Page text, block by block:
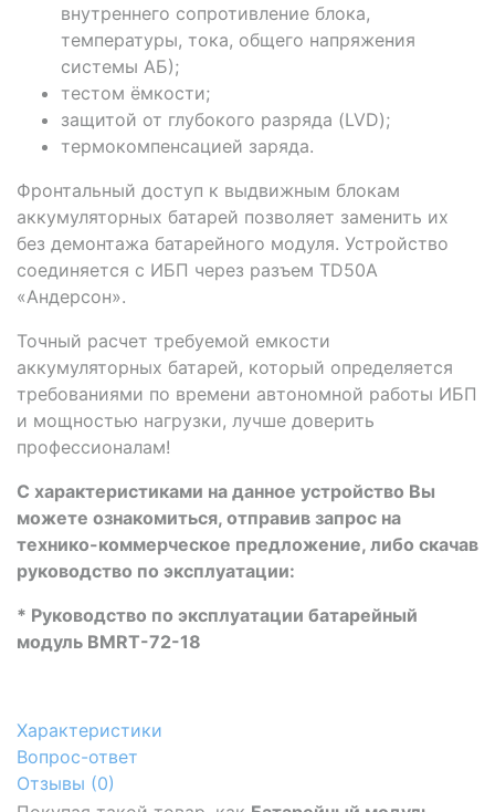
внутреннего сопротивление блока,
температуры, тока, общего напряжения
системы АБ);
тестом ёмкости;
защитой от глубокого разряда (LVD);
термокомпенсацией заряда.
Фронтальный доступ к выдвижным блокам
аккумуляторных батарей позволяет заменить их
без демонтажа батарейного модуля. Устройство
соединяется с ИБП через разъем TD50A
«Андерсон».
Точный расчет требуемой емкости
аккумуляторных батарей, который определяется
требованиями по времени автономной работы ИБП
и мощностью нагрузки, лучше доверить
профессионалам!
С характеристиками на данное устройство Вы
можете ознакомиться, отправив запрос на
технико-коммерческое предложение, либо скачав
руководство по эксплуатации:
* Руководство по эксплуатации батарейный
модуль BMRT-72-18
Характеристики
Вопрос-ответ
Отзывы (0)